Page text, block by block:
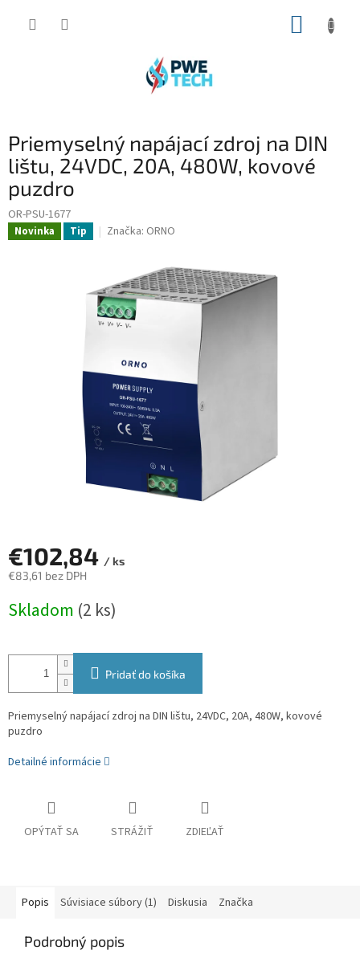
Priemyselný napájací zdroj na DIN
lištu, 24VDC, 20A, 480W, kovové
puzdro
OR-PSU-1677
Novinka Tip Značka: ORNO
€102,84 / ks
€83,61 bez DPH
cena:
Skladom (2 ks)
Pridať do košíka
Priemyselný napájací zdroj na DIN lištu, 24VDC, 20A, 480W, kovové
puzdro
Detailné informácie
OPÝTAŤ SA STRÁŽIŤ ZDIEĽAŤ
Popis Súvisiace súbory (1) Diskusia Značka
Podrobný popis